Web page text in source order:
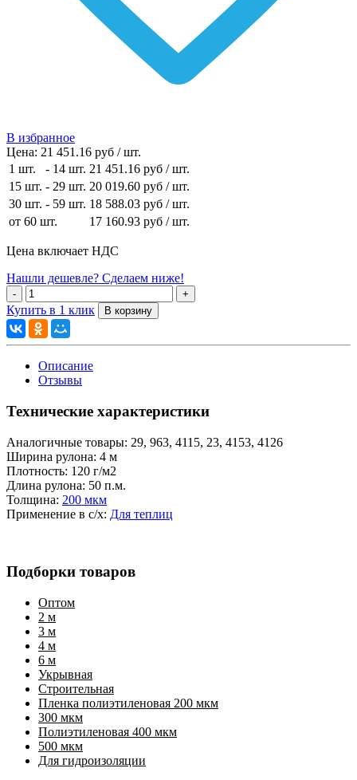
В избранное
Цена: 21 451.16 руб / шт.
1 шт.
- 14 шт. 21 451.16 руб / шт.
15 шт. - 29 шт. 20 019.60 руб / шт.
30 шт. - 59 шт. 18 588.03 руб / шт.
от 60 шт.
17 160.93 руб / шт.
Цена включает НДС
Нашли дешевле? Сделаем ниже!
Купить в 1 клик
Описание
Отзывы
Технические характеристики
Аналогичные товары: 29, 963, 4115, 23, 4153, 4126
Ширина рулона: 4 м
Плотность: 120 г/м2
Длина рулона: 50 п.м.
Толщина: 200 мкм
Применение в с/х: Для теплиц
Подборки товаров
Оптом
2 м
3 м
4 м
6 м
Укрывная
Строительная
Пленка полиэтиленовая 200 мкм
300 мкм
Полиэтиленовая 400 мкм
500 мкм
Для гидроизоляции